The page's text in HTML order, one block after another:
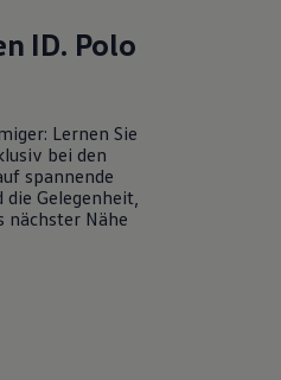
ID. Polo
Lernen Sie
bei den
spannende
Gelegenheit,
nächster Nähe